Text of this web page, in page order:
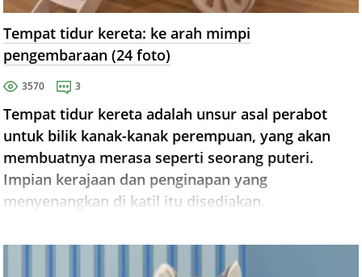
Tempat tidur kereta: ke arah mimpi
pengembaraan (24 foto)
3570 3
Tempat tidur kereta adalah unsur asal perabot
untuk bilik kanak-kanak perempuan, yang akan
membuatnya merasa seperti seorang puteri.
Impian kerajaan dan penginapan yang
menyenangkan di katil itu disediakan.